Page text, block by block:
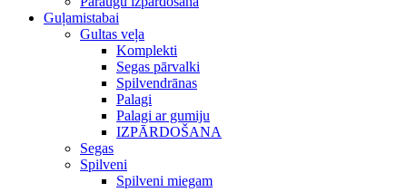
Guļamistabai
Gultas veļa
Komplekti
Segas pārvalki
Spilvendrānas
Palagi
Palagi ar gumiju
IZPĀRDOŠANA
Segas
Spilveni
Spilveni miegam